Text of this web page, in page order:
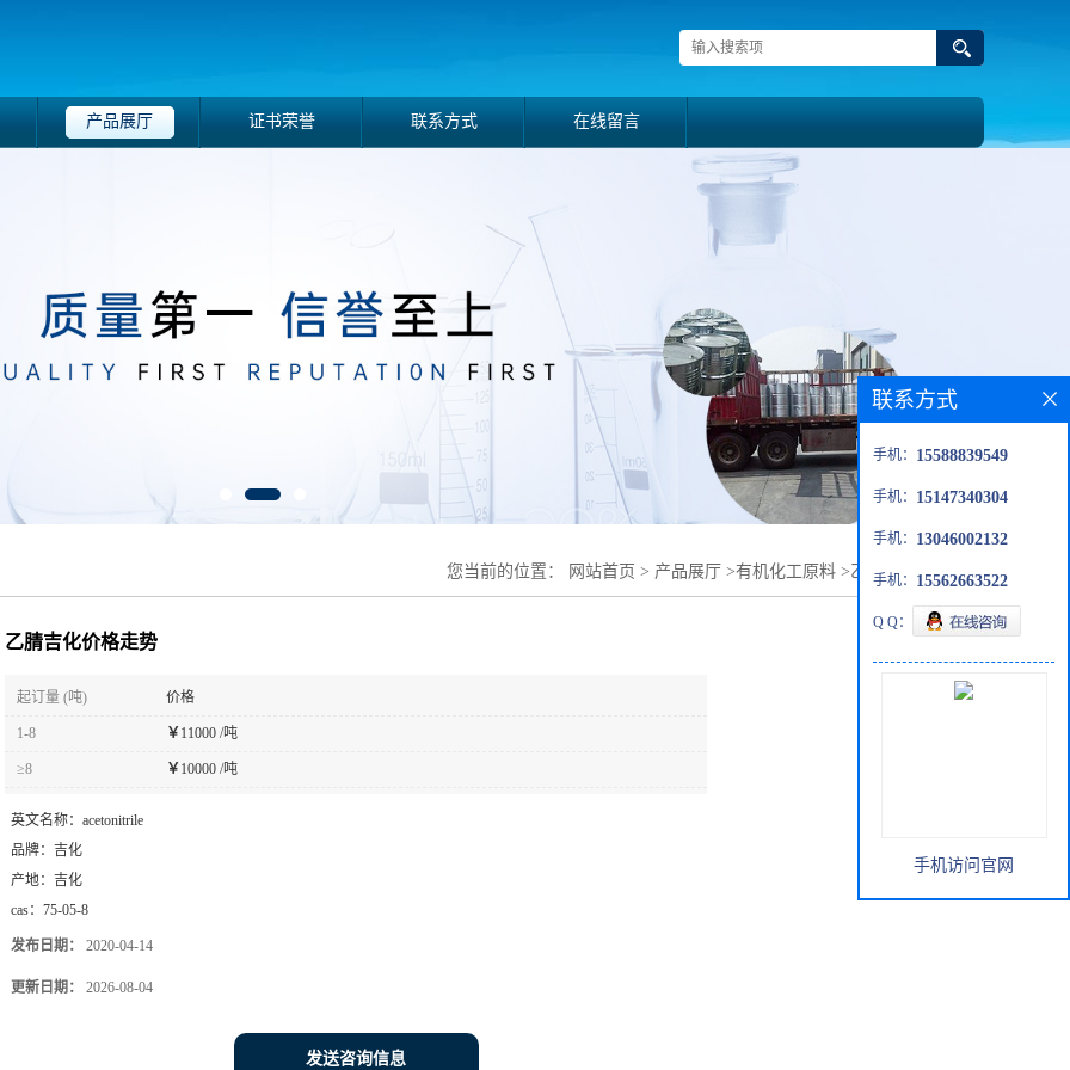
产品展厅 证书荣誉 联系方式 在线留言
您当前的位置： 网站首页 > 产品展厅 >有机化工原料 >乙腈吉化价格走势
乙腈吉化价格走势
起订量 (吨) 价格
1-8 ￥ 11000 /吨
≥8 ￥ 10000 /吨
英文名称： acetonitrile
品牌： 吉化
产地： 吉化
cas： 75-05-8
发布日期： 2020-04-14
更新日期： 2026-08-04
发送咨询信息
联系方式
手机： 15588839549
手机： 15147340304
手机： 13046002132
手机： 15562663522
Q Q：
手机访问官网